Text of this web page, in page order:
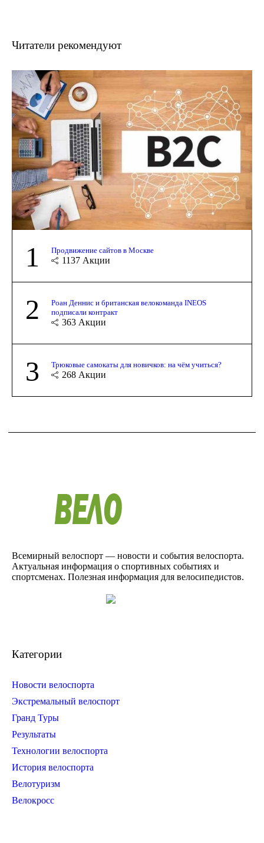
Читатели рекомендуют
1 Продвижение сайтов в Москве
1137 Акции
2
Роан Деннис и британская велокоманда INEOS
подписали контракт
363 Акции
3 Трюковые самокаты для новичков: на чём учиться?
268 Акции
Всемирный велоспорт — новости и события велоспорта.
Актуальная информация о спортивных событиях и
спортсменах. Полезная информация для велосипедистов.
Категории
Новости велоспорта
Экстремальный велоспорт
Гранд Туры
Результаты
Технологии велоспорта
История велоспорта
Велотуризм
Велокросс